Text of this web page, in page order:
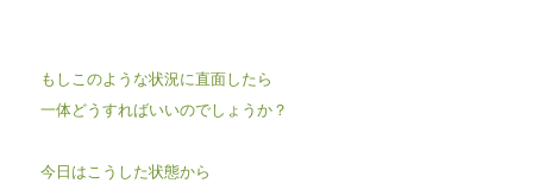
もしこのような状況に直面したら
一体どうすればいいのでしょうか？
今日はこうした状態から